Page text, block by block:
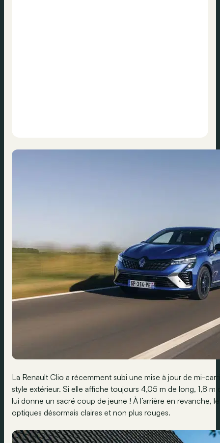
La Renault Clio a récemment subi une mise à jour de mi-
style extérieur. Si elle affiche toujours 4,05 m de long, 1,8
lui donne un sacré coup de jeune ! À l’arrière en revanche,
optiques désormais claires et non plus rouges.